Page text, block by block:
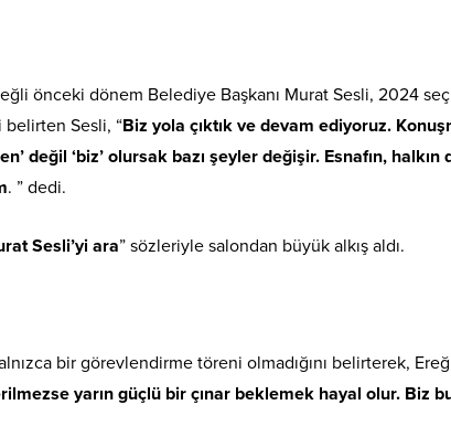
önceki dönem Belediye Başkanı Murat Sesli, 2024
belirten Sesli, “Biz yola çıktık ve devam ediyoruz.
değil ‘biz’ olursak bazı şeyler değişir. Esnafın,
. ” dedi.
Sesli’yi ara” sözleriyle salondan büyük alkış aldı.
bir görevlendirme töreni olmadığını belirterek,
yarın güçlü bir çınar beklemek hayal olur. Biz